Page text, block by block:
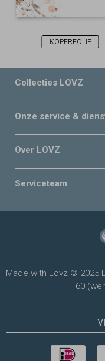
KOPERFOLIE
Collecties LOVZ
Onze service &
Over LOVZ
Serviceteam
Made with Lovz © 2025
60